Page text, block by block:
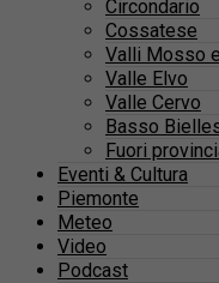
Circondario
Cossatese
Valli Mosso
Valle Elvo
Valle Cervo
Basso
Fuori
Eventi & Cultura
Piemonte
Meteo
Video
Podcast